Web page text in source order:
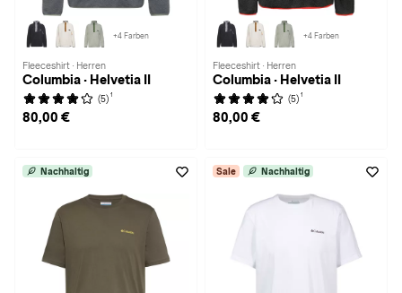
+4 Farben
Fleeceshirt · Herren
Columbia · Helvetia II
(5) 1
80,00 €
+4 Farben
Fleeceshirt · Herren
Columbia · Helvetia II
(5) 1
80,00 €
Nachhaltig Sale Nachhaltig